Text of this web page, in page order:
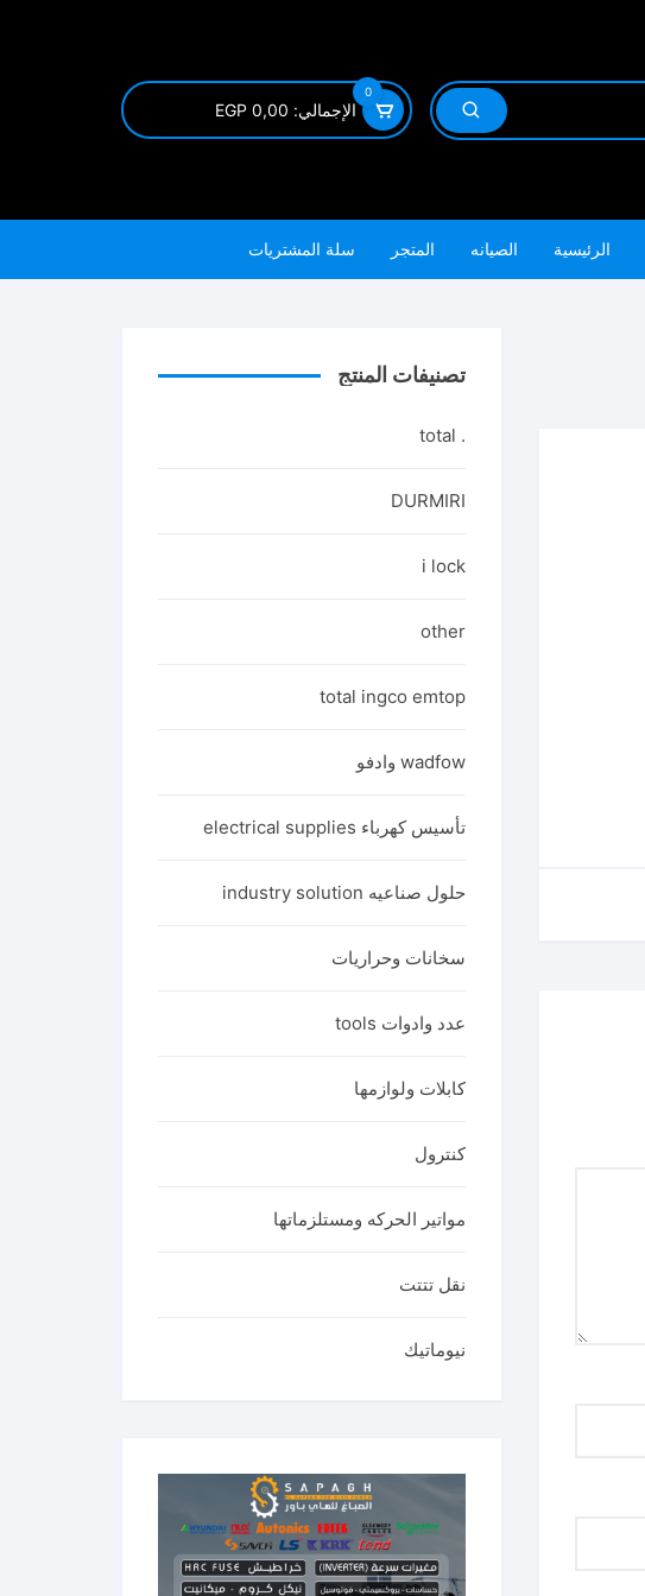
0
الإجمالي: 0,00
EGP
الرئيسية الصيانه المتجر سلة المشتريات
تصنيفات المنتج
. total
DURMIRI
i lock
other
total ingco emtop
wadfow وادفو
تأسيس كهرباء electrical supplies
حلول صناعيه industry solution
سخانات وحراريات
عدد وادوات tools
كابلات ولوازمها
كنترول
مواتير الحركه ومستلزماتها
نقل تتتت
نيوماتيك